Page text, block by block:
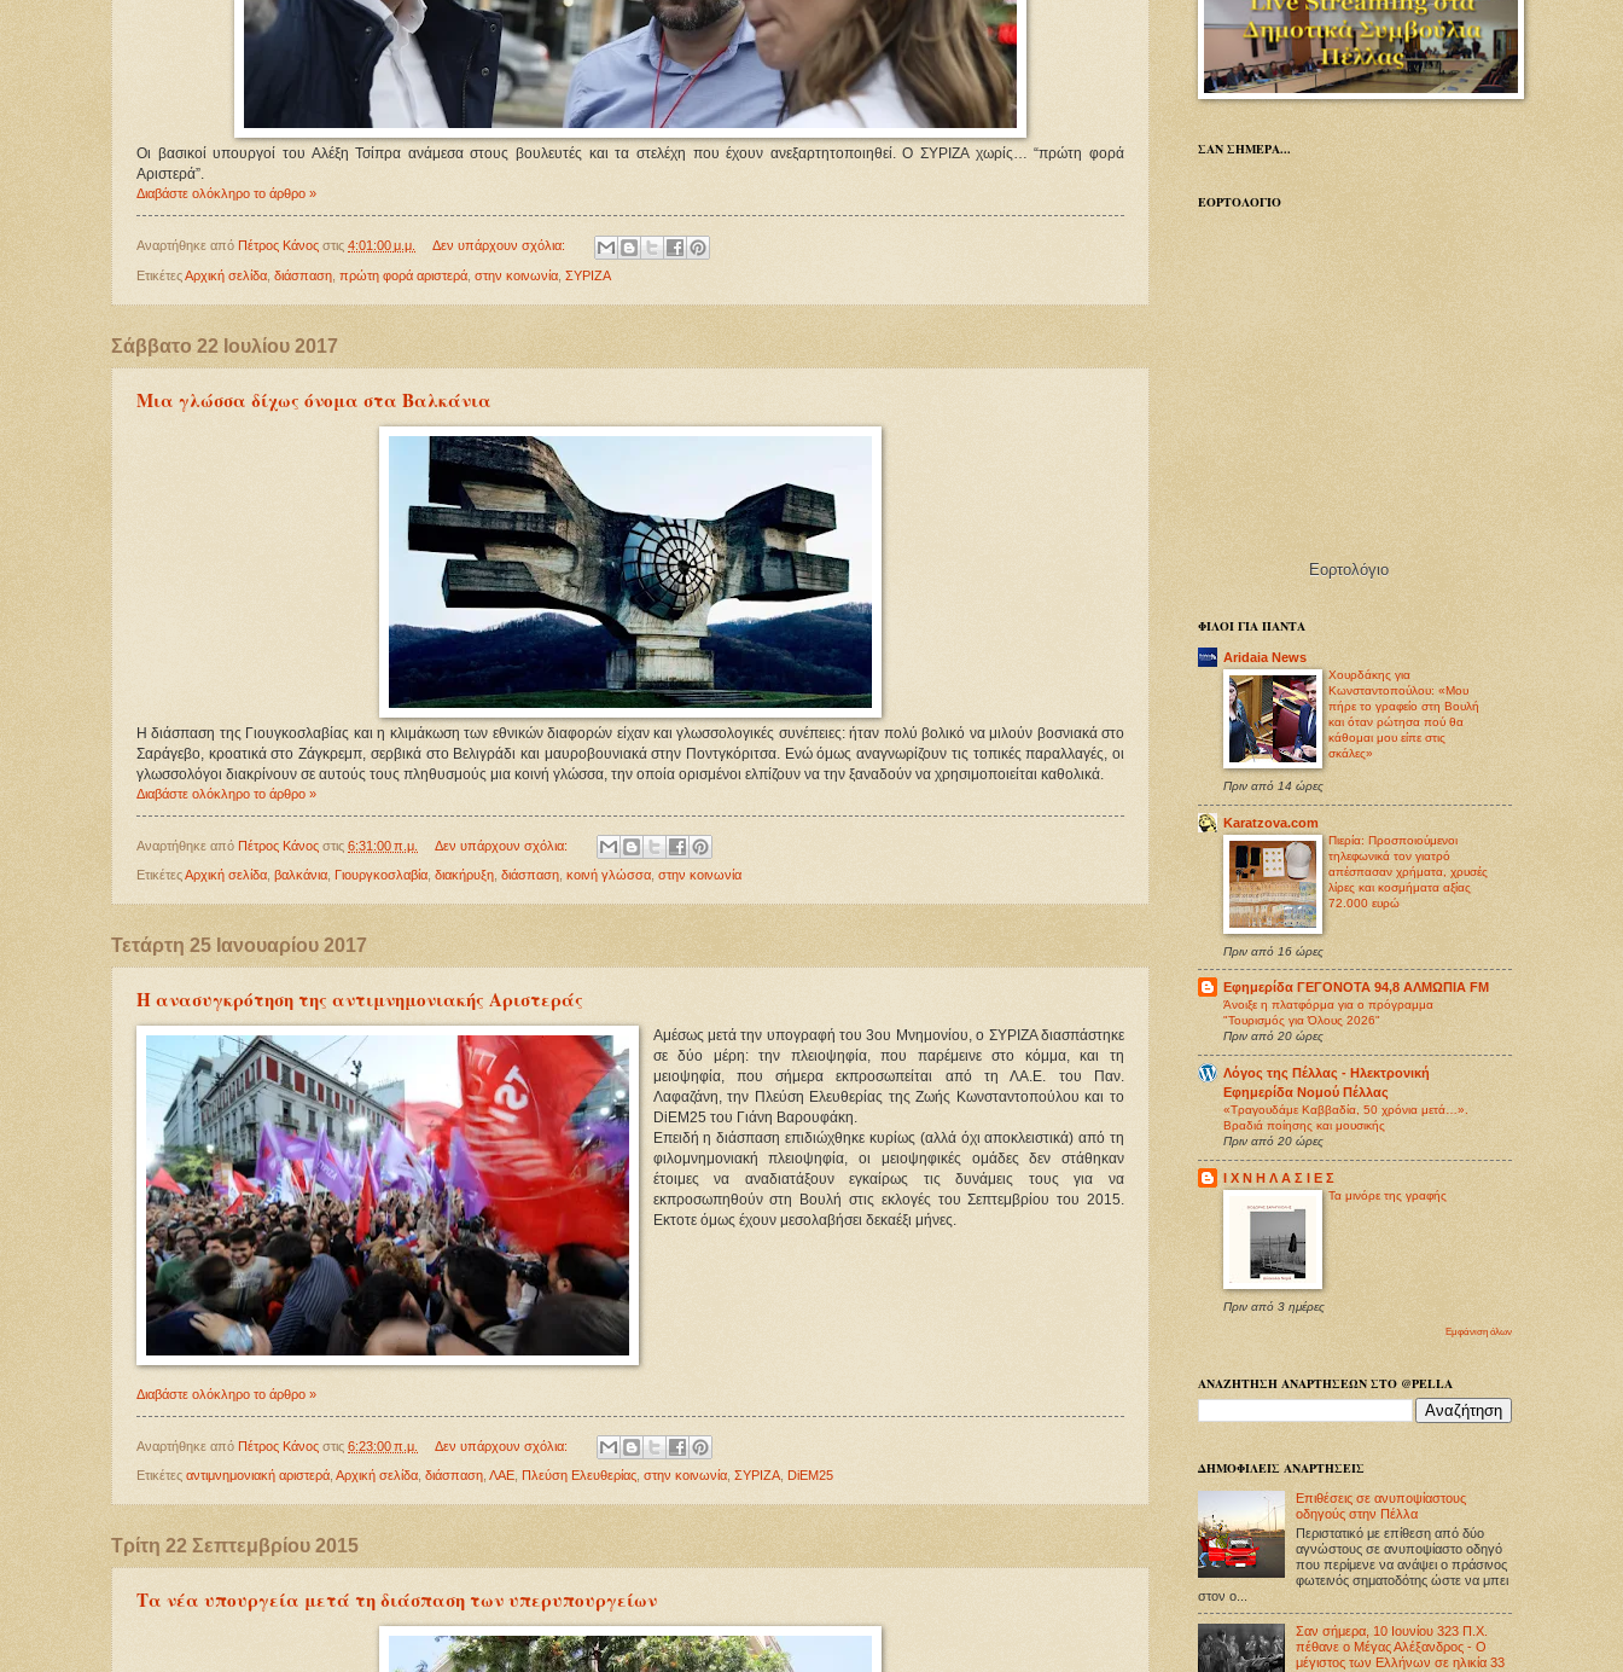
Οι βασικοί υπουργοί του Αλέξη Τσίπρα ανάμεσα στους βουλευτές και τα στελέχη που έχουν ανεξαρτητοποιηθεί. Ο ΣΥΡΙΖΑ χωρίς… “πρώτη φορά
Αριστερά”.
Διαβάστε ολόκληρο το άρθρο »
Αναρτήθηκε από Πέτρος Κάνος στις 4:01:00 μ.μ. Δεν υπάρχουν σχόλια:
ΕτικέτεςΑρχική σελίδα διάσπαση πρώτη φορά αριστερά στην κοινωνία ΣΥΡΙΖΑ
Σάββατο 22 Ιουλίου 2017
Μια γλώσσα δίχως όνομα στα Βαλκάνια
Η διάσπαση της Γιουγκοσλαβίας και η κλιμάκωση των εθνικών διαφορών είχαν και γλωσσολογικές συνέπειες: ήταν πολύ βολικό να μιλούν βοσνιακά στο
Σαράγεβο, κροατικά στο Ζάγκρεμπ, σερβικά στο Βελιγράδι και μαυροβουνιακά στην Ποντγκόριτσα. Ενώ όμως αναγνωρίζουν τις τοπικές παραλλαγές, οι
γλωσσολόγοι διακρίνουν σε αυτούς τους πληθυσμούς μια κοινή γλώσσα, την οποία ορισμένοι ελπίζουν να την ξαναδούν να χρησιμοποιείται καθολικά.
Διαβάστε ολόκληρο το άρθρο »
Αναρτήθηκε από Πέτρος Κάνος στις 6:31:00 π.μ. Δεν υπάρχουν σχόλια:
ΕτικέτεςΑρχική σελίδα βαλκάνια Γιουργκοσλαβία διακήρυξη διάσπαση κοινή γλώσσα στην κοινωνία
Τετάρτη 25 Ιανουαρίου 2017
Η ανασυγκρότηση της αντιμνημονιακής Αριστεράς
Αμέσως μετά την υπογραφή του 3ου Μνημονίου, ο ΣΥΡΙΖΑ διασπάστηκε
σε δύο μέρη: την πλειοψηφία, που παρέμεινε στο κόμμα, και τη
μειοψηφία, που σήμερα εκπροσωπείται από τη ΛΑ.Ε. του Παν.
Λαφαζάνη, την Πλεύση Ελευθερίας της Ζωής Κωνσταντοπούλου και το
DiEM25 του Γιάνη Βαρουφάκη.
Επειδή η διάσπαση επιδιώχθηκε κυρίως (αλλά όχι αποκλειστικά) από τη
φιλομνημονιακή πλειοψηφία, οι μειοψηφικές ομάδες δεν στάθηκαν
έτοιμες να αναδιατάξουν εγκαίρως τις δυνάμεις τους για να
εκπροσωπηθούν στη Βουλή στις εκλογές του Σεπτεμβρίου του 2015.
Εκτοτε όμως έχουν μεσολαβήσει δεκαέξι μήνες.
Διαβάστε ολόκληρο το άρθρο »
Αναρτήθηκε από Πέτρος Κάνος στις 6:23:00 π.μ. Δεν υπάρχουν σχόλια:
Ετικέτες αντιμνημονιακή αριστερά Αρχική σελίδα διάσπαση ΛΑΕ Πλεύση Ελευθερίας στην κοινωνία ΣΥΡΙΖΑ DiEM25
Τρίτη 22 Σεπτεμβρίου 2015
Τα νέα υπουργεία μετά τη διάσπαση των υπερυπουργείων
ΣΑΝ ΣΗΜΕΡΑ...
ΕΟΡΤΟΛΟΓΙΟ
Εορτολόγιο
ΦΙΛΟΙ ΓΙΑ ΠΑΝΤΑ
Aridaia News
Χουρδάκης για
Κωνσταντοπούλου: «Μου
πήρε το γραφείο στη Βουλή
και όταν ρώτησα πού θα
κάθομαι μου είπε στις
σκάλες»
Πριν από 14 ώρες
Karatzova.com
Πιερία: Προσποιούμενοι
τηλεφωνικά τον γιατρό
απέσπασαν χρήματα, χρυσές
λίρες και κοσμήματα αξίας
72.000 ευρώ
Πριν από 16 ώρες
Εφημερίδα ΓΕΓΟΝΟΤΑ 94,8 ΑΛΜΩΠΙΑ FM
Άνοιξε η πλατφόρμα για ο πρόγραμμα
"Τουρισμός για Όλους 2026"
Πριν από 20 ώρες
Λόγος της Πέλλας - Ηλεκτρονική
Εφημερίδα Νομού Πέλλας
«Τραγουδάμε Καββαδία, 50 χρόνια μετά…».
Βραδιά ποίησης και μουσικής
Πριν από 20 ώρες
Ι Χ Ν Η Λ Α Σ Ι Ε Σ
Τα μινόρε της γραφής
Πριν από 3 ημέρες
Εμφάνιση όλων
ΑΝΑΖΗΤΗΣΗ ΑΝΑΡΤΗΣΕΩΝ ΣΤΟ @PELLA
ΔΗΜΟΦΙΛΕΙΣ ΑΝΑΡΤΗΣΕΙΣ
Επιθέσεις σε ανυποψίαστους
οδηγούς στην Πέλλα
Περιστατικό με επίθεση από δύο
αγνώστους σε ανυποψίαστο οδηγό
που περίμενε να ανάψει ο πράσινος
φωτεινός σηματοδότης ώστε να μπει
στον ο...
Σαν σήμερα, 10 Ιουνίου 323 Π.Χ.
πέθανε ο Μέγας Αλέξανδρος - Ο
μέγιστος των Ελλήνων σε ηλικία 33